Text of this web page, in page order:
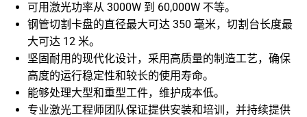
可用激光功率从 3000W 到 60,000W 不等。
钢管切割卡盘的直径最大可达 350 毫米，切割台长度最
大可达 12 米。
坚固耐用的现代化设计，采用高质量的制造工艺，确保
高度的运行稳定性和较长的使用寿命。
能够处理大型和重型工件，维护成本低。
专业激光工程师团队保证提供安装和培训，并持续提供